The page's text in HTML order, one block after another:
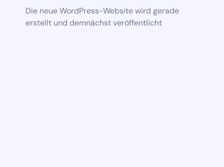
Die neue WordPress-Website wird gerade
erstellt und demnächst veröffentlicht